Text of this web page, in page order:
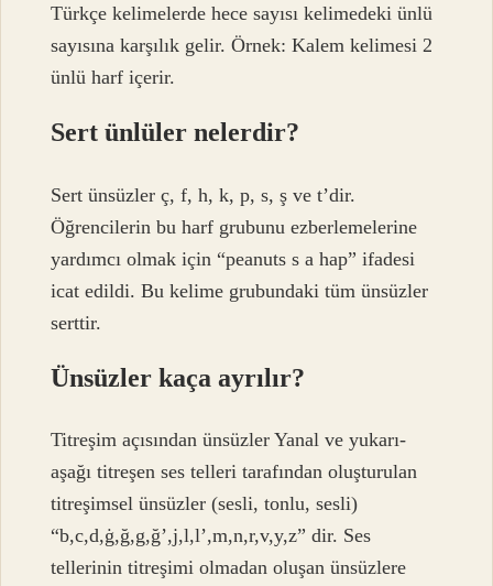
Türkçe kelimelerde hece sayısı kelimedeki ünlü
sayısına karşılık gelir. Örnek: Kalem kelimesi 2
ünlü harf içerir.
Sert ünlüler nelerdir?
Sert ünsüzler ç, ​​​​f, h, k, p, s, ş ve t’dir.
Öğrencilerin bu harf grubunu ezberlemelerine
yardımcı olmak için “peanuts s a hap” ifadesi
icat edildi. Bu kelime grubundaki tüm ünsüzler
serttir.
Ünsüzler kaça ayrılır?
Titreşim açısından ünsüzler Yanal ve yukarı-
aşağı titreşen ses telleri tarafından oluşturulan
titreşimsel ünsüzler (sesli, tonlu, sesli)
“b,c,d,ġ,ğ,g,ğ’,j,l,l’,m,n,r,v,y,z” dir. Ses
tellerinin titreşimi olmadan oluşan ünsüzlere